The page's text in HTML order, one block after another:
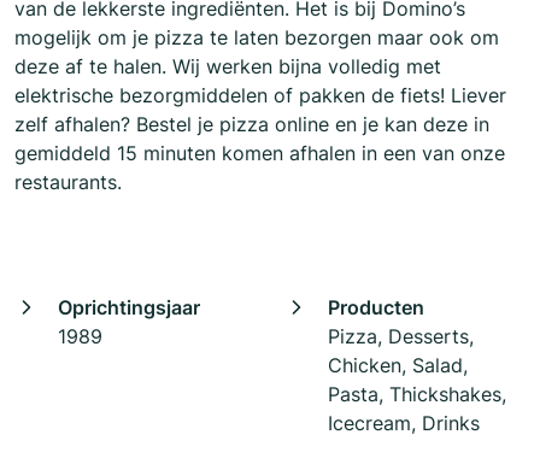
van de lekkerste ingrediënten. Het is bij Domino’s
mogelijk om je pizza te laten bezorgen maar ook om
deze af te halen. Wij werken bijna volledig met
elektrische bezorgmiddelen of pakken de fiets! Liever
zelf afhalen? Bestel je pizza online en je kan deze in
gemiddeld 15 minuten komen afhalen in een van onze
restaurants.
Oprichtingsjaar
1989
Producten
Pizza, Desserts,
Chicken, Salad,
Pasta, Thickshakes,
Icecream, Drinks